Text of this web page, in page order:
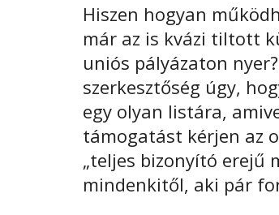
Hiszen hogyan
már az is kvázi tiltott
uniós pályázaton
szerkesztőség úgy,
egy olyan listára,
támogatást kérjen az
„teljes bizonyító erejű
mindenkitől, aki pár